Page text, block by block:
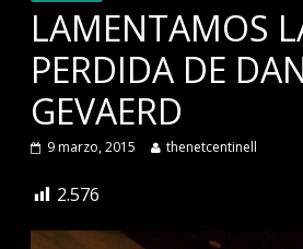
LAMENTAMOS
PERDIDA DE
GEVAERD
9 marzo, 2015 thenetcentinell
2.576